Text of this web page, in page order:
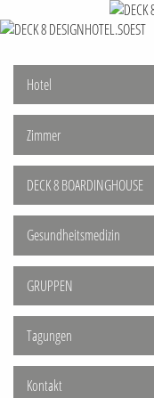
Hotel
Zimmer
DECK 8 BOARDINGHOUSE
Gesundheitsmedizin
GRUPPEN
Tagungen
Kontakt